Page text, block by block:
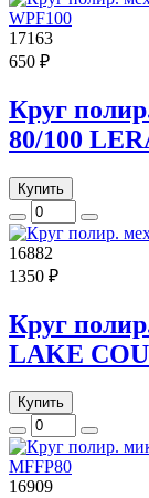
17163
650 ₽
Круг
80/100
Купить
16882
1350 ₽
Круг
LAKE
Купить
16909